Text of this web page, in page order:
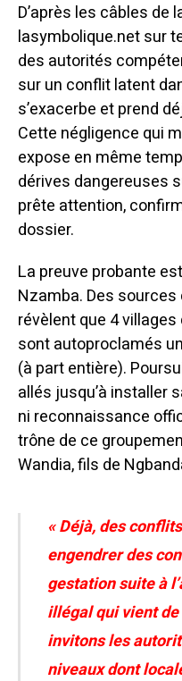
D’après les câbles de
lasymbolique.net sur
des autorités
sur un conflit latent
s’exacerbe et prend
Cette négligence qui
expose en même
dérives dangereuses
prête attention,
dossier.
La preuve probante
Nzamba. Des
révèlent que 4
sont autoproclamés
(à part entière).
allés jusqu’à installer
ni reconnaissance
trône de ce
Wandia, fils de
« Déjà, des
engendrer des
gestation suite à
illégal qui vient
invitons les
niveaux dont